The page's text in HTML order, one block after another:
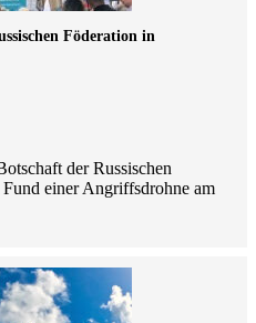
Föderation in
der Russischen
einer Angriffsdrohne am